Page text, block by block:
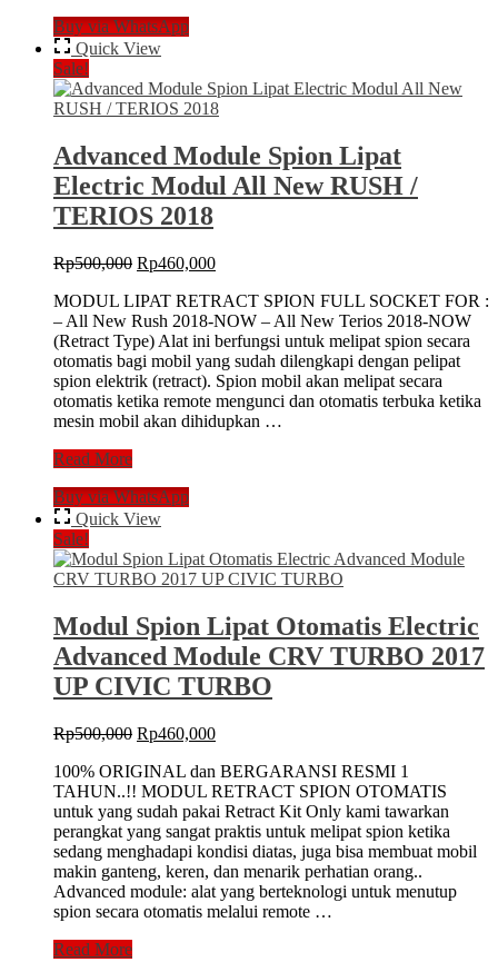
HONDA
Full
Socket
HRV
/
New
Jazz
Spion
Lipat
Modul
Buy via WhatsApp
Quick View
Sale!
Advanced Module Spion Lipat
Electric Modul All New RUSH /
TERIOS 2018
Rp500,000 Original
was:
Rp500,000.
Rp460,000Current
is:
Rp460,000.
MODUL LIPAT RETRACT SPION FULL SOCKET FOR :
– All New Rush 2018-NOW – All New Terios 2018-NOW
(Retract Type) Alat ini berfungsi untuk melipat spion secara
otomatis bagi mobil yang sudah dilengkapi dengan pelipat
spion elektrik (retract). Spion mobil akan melipat secara
otomatis ketika remote mengunci dan otomatis terbuka ketika
mesin mobil akan dihidupkan …
Advanced
Spion
Lipat
Electric
Modul
All
RUSH
/
TERIOS
2018
Read More
Buy via WhatsApp
Quick View
Sale!
Modul Spion Lipat Otomatis Electric
Advanced Module CRV TURBO 2017
UP CIVIC TURBO
Rp500,000 Original
was:
Rp500,000.
Rp460,000Current
is:
Rp460,000.
100% ORIGINAL dan BERGARANSI RESMI 1
TAHUN..!! MODUL RETRACT SPION OTOMATIS
untuk yang sudah pakai Retract Kit Only kami tawarkan
perangkat yang sangat praktis untuk melipat spion ketika
sedang menghadapi kondisi diatas, juga bisa membuat mobil
makin ganteng, keren, dan menarik perhatian orang..
Advanced module: alat yang berteknologi untuk menutup
spion secara otomatis melalui remote …
Modul
Read More